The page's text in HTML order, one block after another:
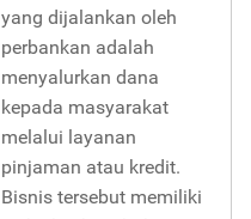
yang dijalankan oleh
perbankan adalah
menyalurkan dana
kepada masyarakat
melalui layanan
pinjaman atau kredit.
Bisnis tersebut memiliki